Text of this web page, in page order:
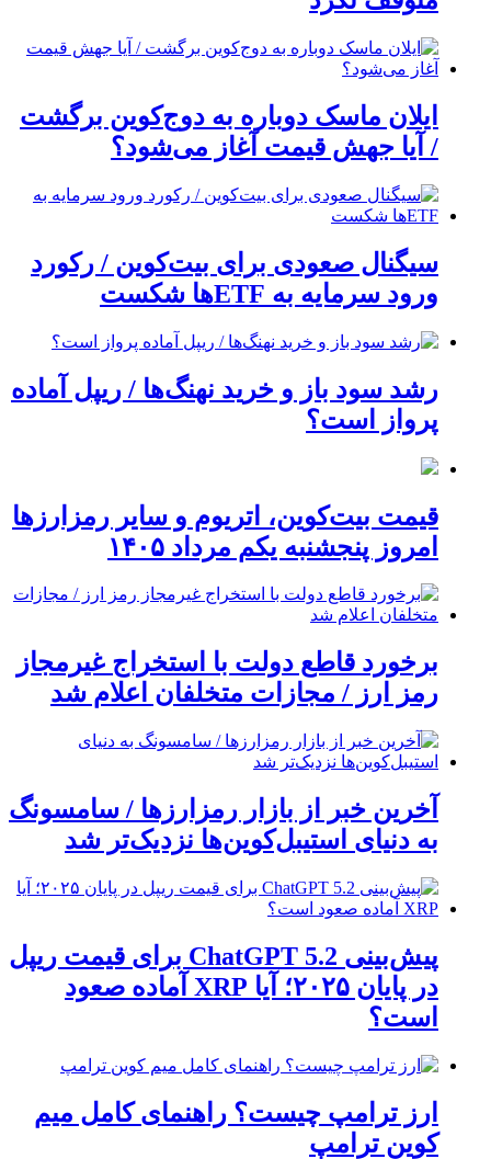
ایلان ماسک دوباره به دوج‌کوین برگشت
/ آیا جهش قیمت آغاز می‌شود؟
سیگنال صعودی برای بیت‌کوین / رکورد
ورود سرمایه به ETFها شکست
رشد سود باز و خرید نهنگ‌ها / ریپل آماده
پرواز است؟
قیمت بیت‌کوین، اتریوم و سایر رمزارزها
امروز پنجشنبه یکم مرداد ۱۴۰۵
برخورد قاطع دولت با استخراج غیرمجاز
رمز ارز / مجازات متخلفان اعلام شد
آخرین خبر از بازار رمزارزها / سامسونگ
به دنیای استیبل‌کوین‌ها نزدیک‌تر شد
پیش‌بینی ChatGPT 5.2 برای قیمت ریپل
در پایان ۲۰۲۵؛ آیا XRP آماده صعود
است؟
ارز ترامپ چیست؟ راهنمای کامل میم
کوین ترامپ